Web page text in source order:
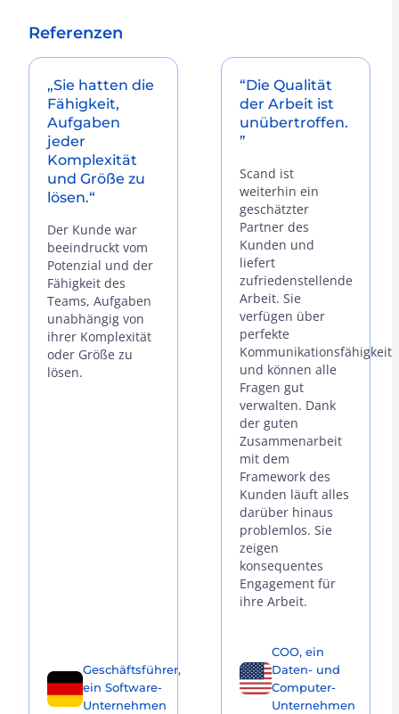
Referenzen
„Sie hatten die
Fähigkeit,
Aufgaben
jeder
Komplexität
und Größe zu
lösen.“
Der Kunde war
beeindruckt vom
Potenzial und der
Fähigkeit des
Teams, Aufgaben
unabhängig von
ihrer Komplexität
oder Größe zu
lösen.
Geschäftsführer,
ein Software-
Unternehmen
“Die Qualität
der Arbeit ist
unübertroffen.
”
Scand ist
weiterhin ein
geschätzter
Partner des
Kunden und
liefert
zufriedenstellende
Arbeit. Sie
verfügen über
perfekte
und können alle
Fragen gut
verwalten. Dank
der guten
Zusammenarbeit
mit dem
Framework des
Kunden läuft alles
darüber hinaus
problemlos. Sie
zeigen
konsequentes
Engagement für
ihre Arbeit.
COO, ein
Daten- und
Computer-
Unternehmen